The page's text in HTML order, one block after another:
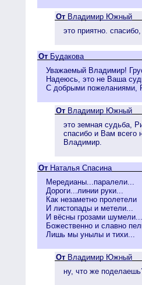
От Владимир Южный
это приятно.
От Будакова
Уважаемый Владимир!
Надеюсь, это не Ваша
С добрыми пожеланиями,
От Владимир Южный
это земная судьба,
спасибо и Вам всего
Владимир.
От Наталья Спасина
Мередианы...паралели...
Дороги...линии руки...
Как незаметно пролетели
И листопады и метели...
И вёсны грозами шумели...
Божественно и славно
Лишь мы унылы и тихи...
От Владимир Южный
ну, что же